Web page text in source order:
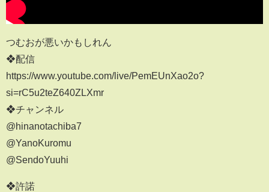
つむおが悪いかもしれん
❖配信
https://www.youtube.com/live/PemEUnXao2o?
si=rC5u2teZ640ZLXmr
❖チャンネル
@hinanotachiba7
@YanoKuromu
@SendoYuuhi
❖許諾